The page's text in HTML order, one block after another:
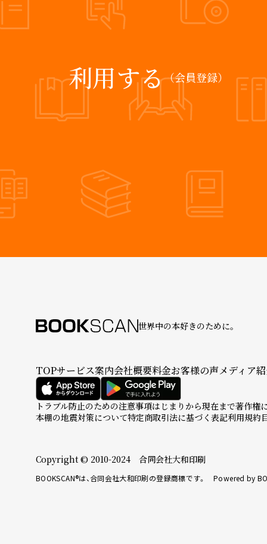
利用する（会員登録）
世界中の本好きのために。
TOPサービス案内会社概要料金お客様の声メディア
トラブル防止のための注意事項はじまりから現在まで著作権
本棚の地震対策について特定商取引法に基づく表記利用規約
Copyright © 2010-2024 合同会社大和印刷
BOOKSCAN®は、合同会社大和印刷の登録商標です。 Powered by